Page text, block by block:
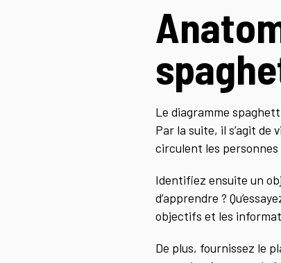
Le diagramme
Par la suite, il s’agit
circulent les personnes
Identifiez ensuite un
d’apprendre ?
objectifs et les
De plus, fournissez le